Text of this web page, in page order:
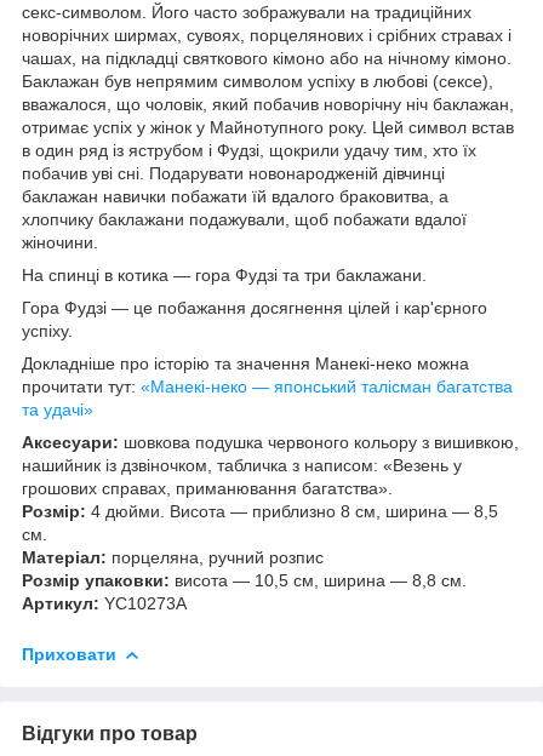
секс-символом. Його часто зображували на традиційних
новорічних ширмах, сувоях, порцелянових і срібних стравах і
чашах, на підкладці святкового кімоно або на нічному кімоно.
Баклажан був непрямим символом успіху в любові (сексе),
вважалося, що чоловік, який побачив новорічну ніч баклажан,
отримає успіх у жінок у Майнотупного року. Цей символ встав
в один ряд із яструбом і Фудзі, щокрили удачу тим, хто їх
побачив уві сні. Подарувати новонародженій дівчинці
баклажан навички побажати їй вдалого браковитва, а
хлопчику баклажани подажували, щоб побажати вдалої
жіночини.
На спинці в котика — гора Фудзі та три баклажани.
Гора Фудзі — це побажання досягнення цілей і кар'єрного
успіху.
Докладніше про історію та значення Манекі-неко можна
прочитати тут: «Манекі-неко — японський талісман багатства
та удачі»
Аксесуари: шовкова подушка червоного кольору з вишивкою,
нашийник із дзвіночком, табличка з написом: «Везень у
грошових справах, приманювання багатства».
Розмір: 4 дюйми. Висота — приблизно 8 см, ширина — 8,5
см.
Матеріал: порцеляна, ручний розпис
Розмір упаковки: висота — 10,5 см, ширина — 8,8 см.
Артикул: YC10273A
Приховати
Відгуки про товар